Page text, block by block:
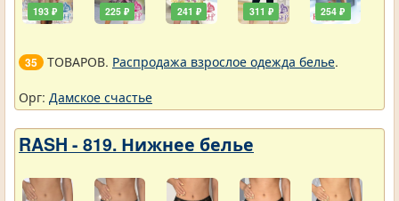
193 ₽ 225 ₽ 241 ₽ 311 ₽ 254 ₽
35 ТОВАРОВ. Распродажа взрослое одежда белье.
Орг: Дамское счастье
RASH - 819. Нижнее белье